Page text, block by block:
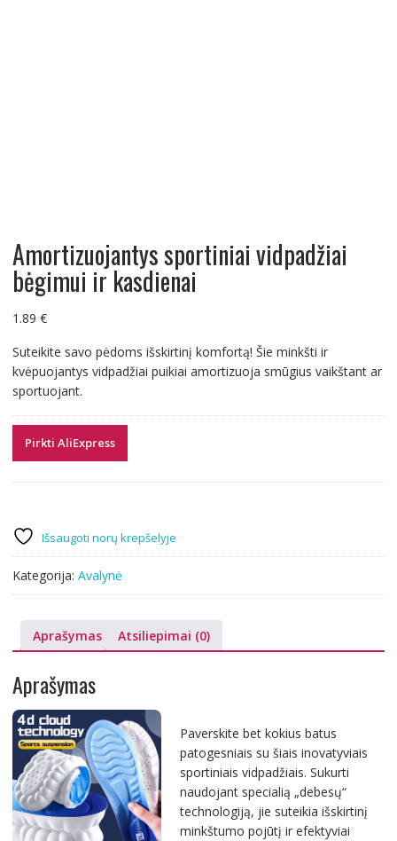
Amortizuojantys sportiniai vidpadžiai
bėgimui ir kasdienai
1.89 €
Suteikite savo pėdoms išskirtinį komfortą! Šie minkšti ir
kvėpuojantys vidpadžiai puikiai amortizuoja smūgius vaikštant ar
sportuojant.
Pirkti AliExpress
Išsaugoti norų krepšelyje
Kategorija: Avalynė
Aprašymas Atsiliepimai (0)
Aprašymas
Paverskite bet kokius batus
patogesniais su šiais inovatyviais
sportiniais vidpadžiais. Sukurti
naudojant specialią „debesų“
technologiją, jie suteikia išskirtinį
minkštumo pojūtį ir efektyviai